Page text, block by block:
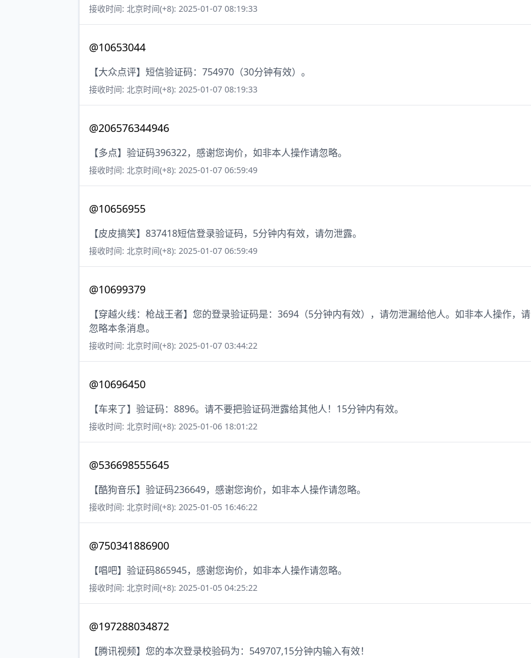
接收时间: 北京时间(+8): 2025-01-07 08:19:33
@10653044
【大众点评】短信验证码：754970（30分钟有效）。
接收时间: 北京时间(+8): 2025-01-07 08:19:33
@206576344946
【多点】验证码396322，感谢您询价，如非本人操作请忽略。
接收时间: 北京时间(+8): 2025-01-07 06:59:49
@10656955
【皮皮搞笑】837418短信登录验证码，5分钟内有效，请勿泄露。
接收时间: 北京时间(+8): 2025-01-07 06:59:49
@10699379
【穿越火线：枪战王者】您的登录验证码是：3694（5分钟内有效），请勿泄漏给他人。如非本人操作，请
忽略本条消息。
接收时间: 北京时间(+8): 2025-01-07 03:44:22
@10696450
【车来了】验证码：8896。请不要把验证码泄露给其他人！15分钟内有效。
接收时间: 北京时间(+8): 2025-01-06 18:01:22
@536698555645
【酷狗音乐】验证码236649，感谢您询价，如非本人操作请忽略。
接收时间: 北京时间(+8): 2025-01-05 16:46:22
@750341886900
【唱吧】验证码865945，感谢您询价，如非本人操作请忽略。
接收时间: 北京时间(+8): 2025-01-05 04:25:22
@197288034872
【腾讯视频】您的本次登录校验码为：549707,15分钟内输入有效！